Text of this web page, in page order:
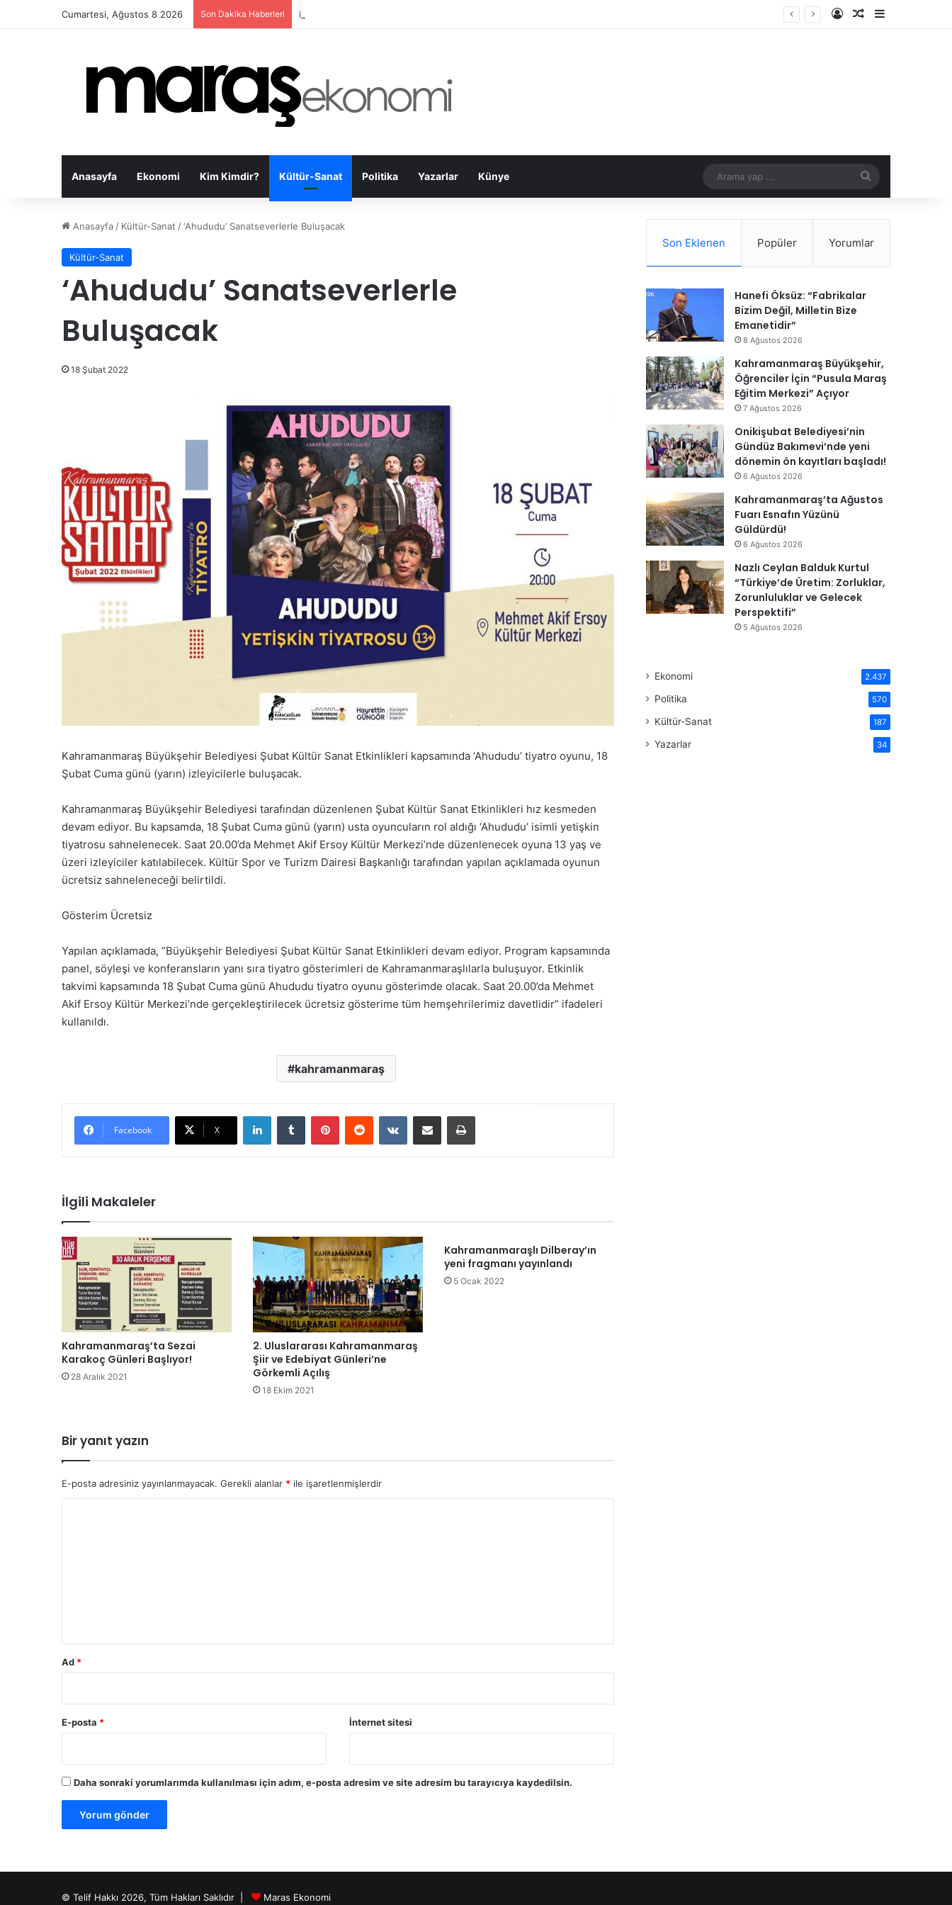
Cumartesi, Ağustos 8 2026 Son Dakika Haberleri Kahramanmaraş Büyükşehir, Öğrenciler İçin “Pusula Maraş Eğitim Merkezi” Açıyor Kayıt OlRastgele Makale
Kenar
Anasayfa Ekonomi Kim Kimdir? Kültür-Sanat Politika Yazarlar Künye
yap
Anasayfa / Kültür-Sanat /‘Ahududu’ Sanatseverlerle Buluşacak
Kültür-Sanat
‘Ahududu’ Sanatseverlerle
Buluşacak
18 Şubat 2022
Kahramanmaraş Büyükşehir Belediyesi Şubat Kültür Sanat Etkinlikleri kapsamında ‘Ahududu’ tiyatro oyunu, 18
Şubat Cuma günü (yarın) izleyicilerle buluşacak.
Kahramanmaraş Büyükşehir Belediyesi tarafından düzenlenen Şubat Kültür Sanat Etkinlikleri hız kesmeden
devam ediyor. Bu kapsamda, 18 Şubat Cuma günü (yarın) usta oyuncuların rol aldığı ‘Ahududu’ isimli yetişkin
tiyatrosu sahnelenecek. Saat 20.00’da Mehmet Akif Ersoy Kültür Merkezi’nde düzenlenecek oyuna 13 yaş ve
üzeri izleyiciler katılabilecek. Kültür Spor ve Turizm Dairesi Başkanlığı tarafından yapılan açıklamada oyunun
ücretsiz sahneleneceği belirtildi.
Gösterim Ücretsiz
Yapılan açıklamada, “Büyükşehir Belediyesi Şubat Kültür Sanat Etkinlikleri devam ediyor. Program kapsamında
panel, söyleşi ve konferansların yanı sıra tiyatro gösterimleri de Kahramanmaraşlılarla buluşuyor. Etkinlik
takvimi kapsamında 18 Şubat Cuma günü Ahududu tiyatro oyunu gösterimde olacak. Saat 20.00’da Mehmet
Akif Ersoy Kültür Merkezi’nde gerçekleştirilecek ücretsiz gösterime tüm hemşehrilerimiz davetlidir” ifadeleri
kullanıldı.
kahramanmaraş
Facebook X
LinkedInTumblr PinterestReddit VKontakteE-Posta ile paylaş Yazdır
İlgili Makaleler
Kahramanmaraş’ta Sezai
Karakoç Günleri Başlıyor!
28 Aralık 2021
2. Uluslararası Kahramanmaraş
Şiir ve Edebiyat Günleri’ne
Görkemli Açılış
18 Ekim 2021
Kahramanmaraşlı Dilberay’ın
yeni fragmanı yayınlandı
5 Ocak 2022
Bir yanıt yazın
E-posta adresiniz yayınlanmayacak. Gerekli alanlar * ile işaretlenmişlerdir
Ad *
E-posta * İnternet sitesi
Daha sonraki yorumlarımda kullanılması için adım, e-posta adresim ve site adresim bu tarayıcıya kaydedilsin.
Son Eklenen Popüler Yorumlar
Hanefi Öksüz: “Fabrikalar
Bizim Değil, Milletin Bize
Emanetidir”
8 Ağustos 2026
Kahramanmaraş Büyükşehir,
Öğrenciler İçin “Pusula Maraş
Eğitim Merkezi” Açıyor
7 Ağustos 2026
Onikişubat Belediyesi’nin
Gündüz Bakımevi’nde yeni
dönemin ön kayıtları başladı!
6 Ağustos 2026
Kahramanmaraş’ta Ağustos
Fuarı Esnafın Yüzünü
Güldürdü!
6 Ağustos 2026
Nazlı Ceylan Balduk Kurtul
“Türkiye’de Üretim: Zorluklar,
Zorunluluklar ve Gelecek
Perspektifi”
5 Ağustos 2026
Ekonomi 2.437
Politika 570
Kültür-Sanat 187
Yazarlar 34
© Telif Hakkı 2026, Tüm Hakları Saklıdır | Maras Ekonomi